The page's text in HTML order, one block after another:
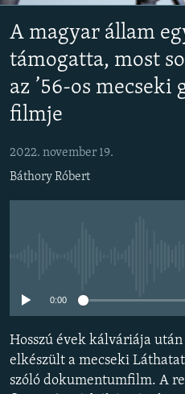
tartalomjegyzékre
Ugrás
keresésre
ELEMZŐ
NER15
SZABADON
TÁRSADALOM
DEMOKRÁCIA
A PÉNZ NYOMÁBAN
EURÓPAI UNIÓ
KÖVESSEN MINKET!
A magyar állam
támogatta, most
az ’56-os
filmje
2022. november 19.
Báthory Róbert
0:00
Hosszú évek kálváriája után
elkészült a mecseki
szóló dokumentumfilm. A